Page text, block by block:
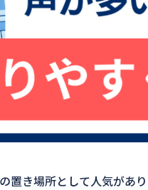
き場所として人気があり